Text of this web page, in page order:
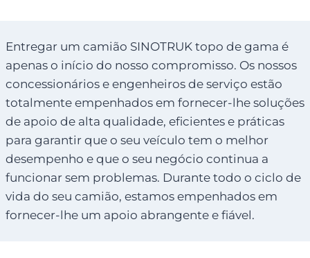
Entregar um camião SINOTRUK topo de gama é
apenas o início do nosso compromisso. Os nossos
concessionários e engenheiros de serviço estão
totalmente empenhados em fornecer-lhe soluções
de apoio de alta qualidade, eficientes e práticas
para garantir que o seu veículo tem o melhor
desempenho e que o seu negócio continua a
funcionar sem problemas. Durante todo o ciclo de
vida do seu camião, estamos empenhados em
fornecer-lhe um apoio abrangente e fiável.